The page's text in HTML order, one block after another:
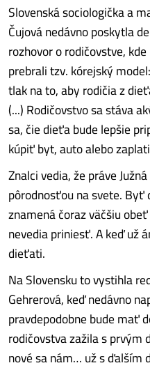
Slovenská sociologička a
Čujová nedávno poskytla
rozhovor o rodičovstve,
prebrali tzv. kórejský
tlak na to, aby rodičia z
(...) Rodičovstvo sa stáva
sa, čie dieťa bude lepšie
kúpiť byt, auto alebo
Znalci vedia, že práve
pôrodnosťou na svete.
znamená čoraz väčšiu
nevedia priniesť. A keď už
dieťati.
Na Slovensku to vystihla
Gehrerová, keď nedávno
pravdepodobne bude mať
rodičovstva zažila s
nové sa nám… už s ďalším